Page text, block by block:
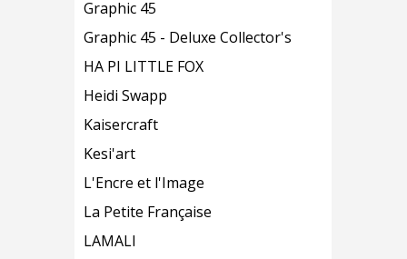
Graphic 45
Graphic 45 - Deluxe Collector's
HA PI LITTLE FOX
Heidi Swapp
Kaisercraft
Kesi'art
L'Encre et l'Image
La Petite Française
LAMALI